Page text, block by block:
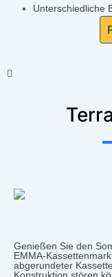
Unterschiedliche
Genießen Sie den
EMMA-
abgerundeter